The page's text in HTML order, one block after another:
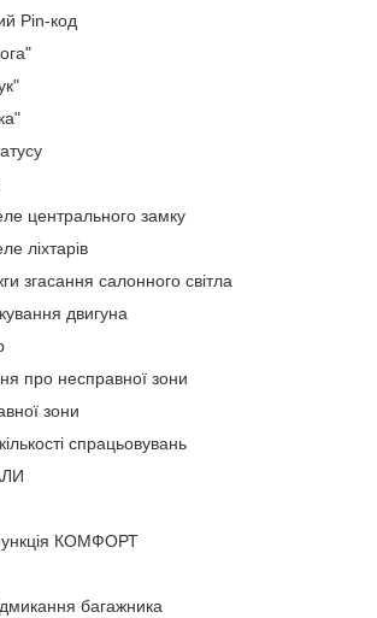
Pin-код
центрального замку
ліхтарів
згасання салонного світла
двигуна
про несправної зони
зони
спрацьовувань
КОМФОРТ
багажника